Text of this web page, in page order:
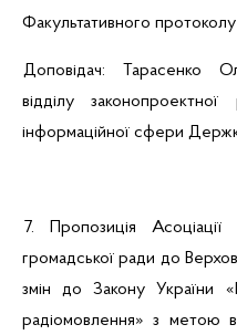
Факультативного
Доповідач: Тарасенко
відділу
інформаційної сфери
7. Пропозиція Асоціації
громадської ради до
змін до Закону України
радіомовлення» з метою